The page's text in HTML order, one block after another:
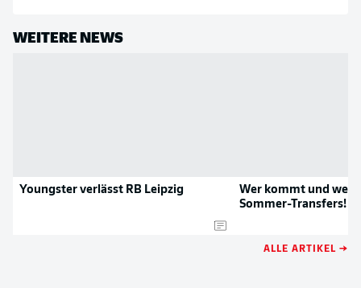
WEITERE NEWS
Youngster verlässt RB Leipzig
Wer kommt und wer
Sommer-Transfers!
ALLE ARTIKEL →